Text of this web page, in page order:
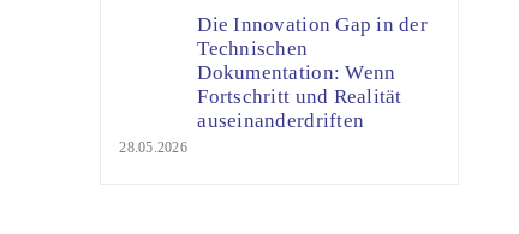
Die Innovation Gap in der
Technischen
Dokumentation: Wenn
Fortschritt und Realität
auseinanderdriften
28.05.2026